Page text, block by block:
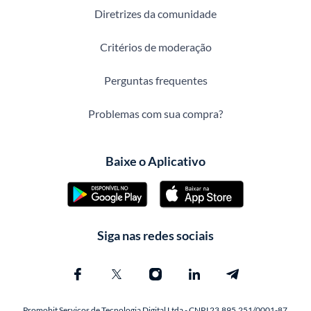
Diretrizes da comunidade
Critérios de moderação
Perguntas frequentes
Problemas com sua compra?
Baixe o Aplicativo
Siga nas redes sociais